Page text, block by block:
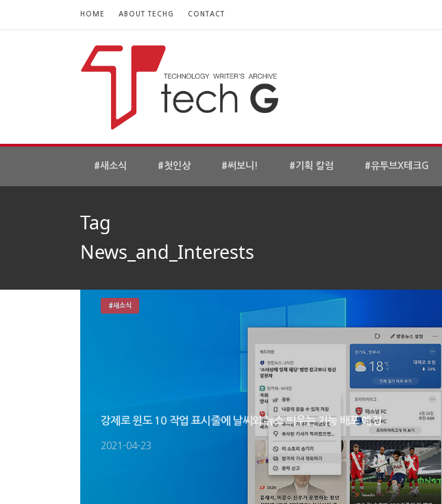
HOME ABOUT TECHG CONTACT
#새소식 #첫인상 #써보니! #기획 칼럼 #유투브X테크G
Tag
News_and_Interests
강제로 윈도 10 작업 표시줄에 날씨와 뉴스 띄우는 기능 배포 예정
2021-04-23
#새소식